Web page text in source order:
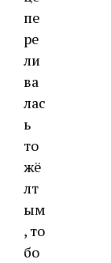
пе
ре
ли
ва
лас
ь
то
жё
лт
ым
, то
бо